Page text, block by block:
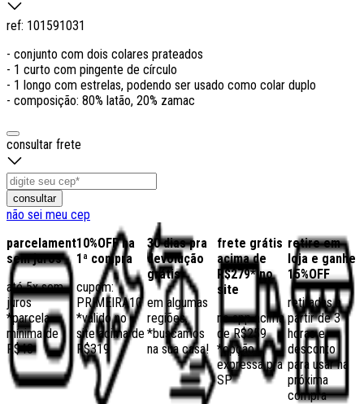
ref: 101591031
- conjunto com dois colares prateados
- 1 curto com pingente de círculo
- 1 longo com estrelas, podendo ser usado como colar duplo
- composição: 80% latão, 20% zamac
consultar frete
consultar
não sei meu cep
parcelamento
sem juros
até 5x sem
juros
*parcela
mínima de
R$40
10%OFF na
1ª compra
cupom:
PRIMEIRA10
*válido no
site acima de
R$319
30 dias pra
devolução
grátis
em algumas
regiões,
*buscamos
na sua casa!
frete grátis
acima de
R$279* no
site
no app acima
de R$259
*opção
expressa pra
SP
retire em
loja e ganhe
15%OFF
retiradas a
partir de 3
horas e
desconto
para usar na
próxima
compra